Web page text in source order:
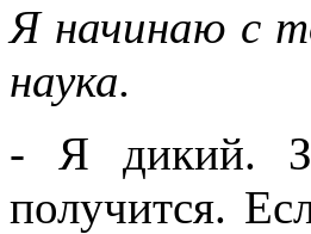
Я начинаю с
наука.
- Я дикий.
получится.